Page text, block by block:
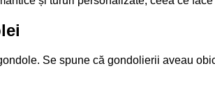
Se spune că gondolierii aveau